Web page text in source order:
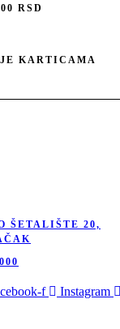
RSD
KARTICAMA
ŠETALIŠTE 20,
f Instagram